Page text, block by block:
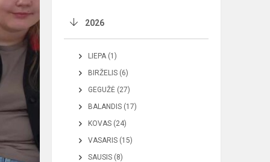
2026
LIEPA (1)
BIRŽELIS (6)
GEGUŽĖ (27)
BALANDIS (17)
KOVAS (24)
VASARIS (15)
SAUSIS (8)